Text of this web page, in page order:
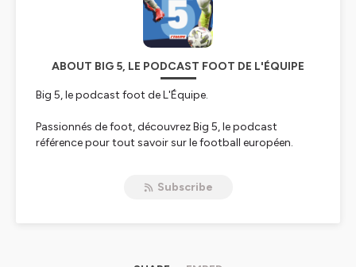
ABOUT BIG 5, LE PODCAST FOOT DE L'ÉQUIPE
Big 5, le podcast foot de L'Équipe.
Passionnés de foot, découvrez Big 5, le podcast
référence pour tout savoir sur le football européen.
A, Bundesliga et Ligue 1. Plongez dans les coulisses du
Subscribe